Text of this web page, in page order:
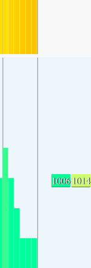
10061014